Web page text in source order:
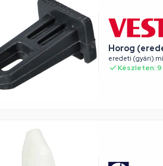
Horog
eredeti (gyári)
Készleten: